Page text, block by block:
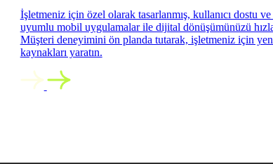
İşletmeniz için özel olarak tasarlanmış, kullanıcı dostu
uyumlu mobil uygulamalar ile dijital dönüşümünüzü
Müşteri deneyimini ön planda tutarak, işletmeniz için
kaynakları yaratın.